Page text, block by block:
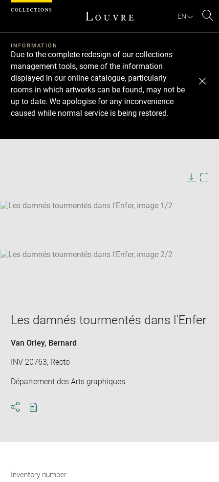
EN
INFORMATION
Due to the complete redesign of our collections
management tools, some of the information
displayed in our online catalogue, particularly
rooms in which artworks can be found, may not be
up to date. We apologise for any inconvenience
caused while normal service is being restored.
SKIP IMAGE CAROUSEL
Download
Next
Previous
Les damnés tourmentés dans l'Enfer
Van Orley, Bernard
INV 20763, Recto
Département des Arts graphiques
Inventory number
Cookies management panel